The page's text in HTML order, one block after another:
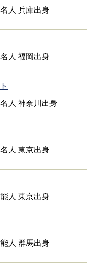
人 兵庫出身
人 福岡出身
人 神奈川出身
人 東京出身
人 東京出身
人 群馬出身